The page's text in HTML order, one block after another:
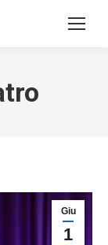
Giu
1